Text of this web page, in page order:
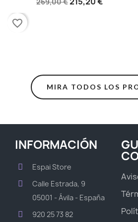
269,00 €
favorite_border
MIRA TODOS LOS
INFORMACIÓN
Espai Store
Calle Estrada, 9
05001 - Ávila - España
920 25 73 82